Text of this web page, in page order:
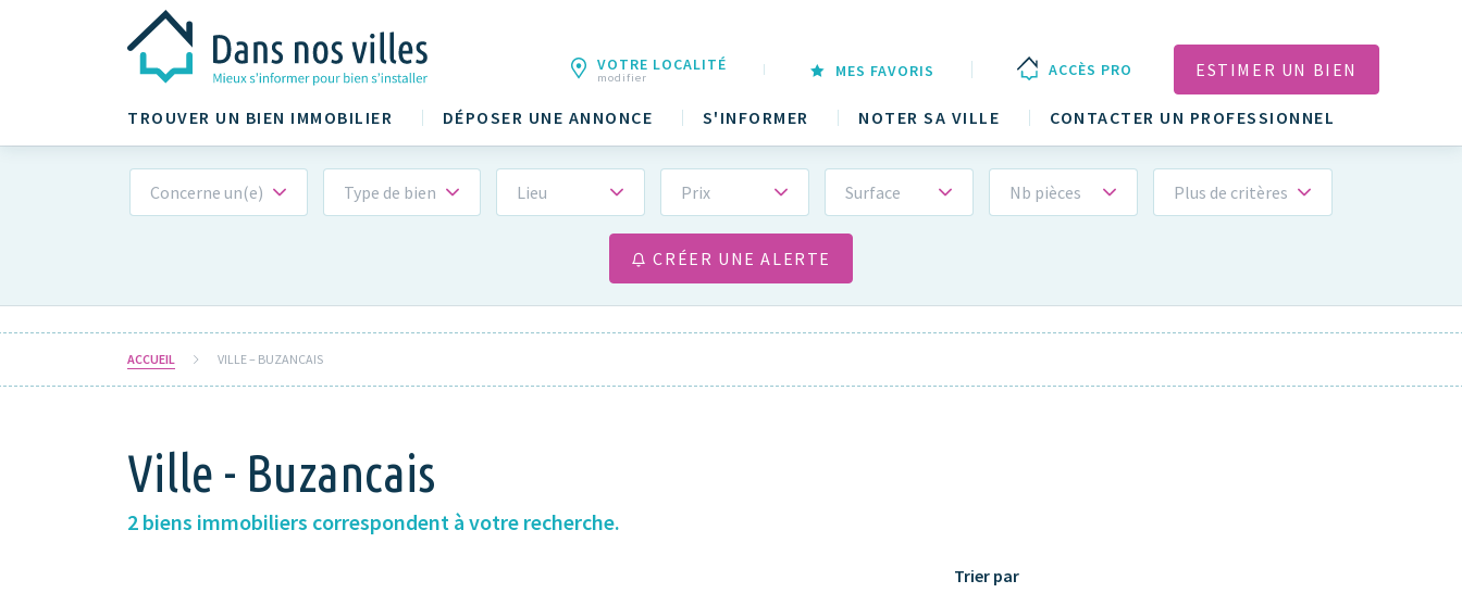
TROUVER UN BIEN IMMOBILIER DÉPOSER UNE ANNONCE S'INFORMER NOTER SA VILLE CONTACTER UN PROFESSIONNEL
VOTRE LOCALITÉ
modifier MES FAVORIS ACCÈS PRO ESTIMER UN BIEN
Concerne un(e) Type de bien Lieu Prix Surface Nb pièces Plus de critères
CRÉER UNE ALERTE
ACCUEIL VILLE – BUZANCAIS
Ville - Buzancais
2 biens immobiliers correspondent à votre recherche.
Trier par